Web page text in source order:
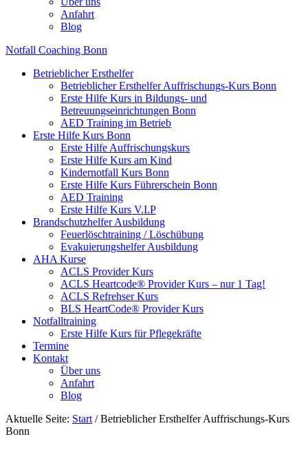
Anfahrt
Blog
Notfall Coaching Bonn
Betrieblicher Ersthelfer
Betrieblicher Ersthelfer Auffrischungs-Kurs Bonn
Erste Hilfe Kurs in Bildungs- und
Betreuungseinrichtungen Bonn
AED Training im Betrieb
Erste Hilfe Kurs Bonn
Erste Hilfe Auffrischungskurs
Erste Hilfe Kurs am Kind
Kindernotfall Kurs Bonn
Erste Hilfe Kurs Führerschein Bonn
AED Training
Erste Hilfe Kurs V.I.P
Brandschutzhelfer Ausbildung
Feuerlöschtraining / Löschübung
Evakuierungshelfer Ausbildung
AHA Kurse
ACLS Provider Kurs
ACLS Heartcode® Provider Kurs – nur 1 Tag!
ACLS Refrehser Kurs
BLS HeartCode® Provider Kurs
Notfalltraining
Erste Hilfe Kurs für Pflegekräfte
Termine
Kontakt
Über uns
Anfahrt
Blog
Aktuelle Seite: Start /Betrieblicher Ersthelfer Auffrischungs-Kurs
Bonn